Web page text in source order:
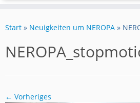
Inhalt
Start » Neuigkeiten um NEROPA »
← Vorheriges